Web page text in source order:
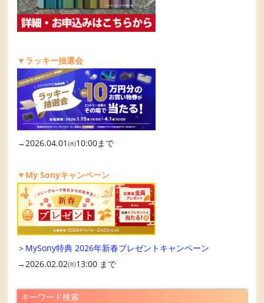
▼ラッキー抽選会
→2026.04.01㈬10:00まで
▼My Sonyキャンペーン
＞ MySony特典 2026年新春プレゼントキャンペーン
→2026.02.02㈪13:00 まで
キーワード検索